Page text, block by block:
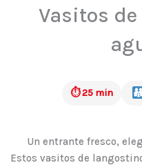
Vasitos
⏱ 25 min
Un entrante fresco,
Estos vasitos de